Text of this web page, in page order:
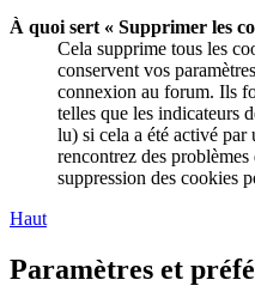
À quoi sert « Supprimer les
Cela supprime tous les
conservent vos
connexion au forum. Ils
telles que les indicateurs
lu) si cela a été activé
rencontrez des
suppression des cookies
Haut
Paramètres et